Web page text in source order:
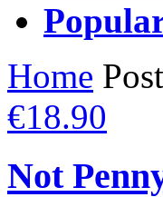
Home
€18.90
Not